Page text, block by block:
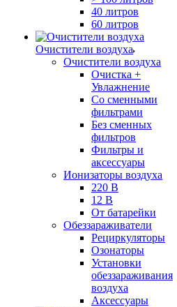
40 литров
60 литров
Очистители воздуха
Очистители воздуха
Очистка +
Увлажнение
Cо сменными
фильтрами
Без сменных
фильтров
Фильтры и
аксессуары
Ионизаторы воздуха
220 В
12 В
От батарейки
Обеззараживатели
Рециркуляторы
Озонаторы
Установки
обеззараживания
воздуха
Аксессуары